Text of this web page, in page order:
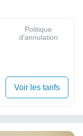
Politique
d'annulation
Voir les tarifs